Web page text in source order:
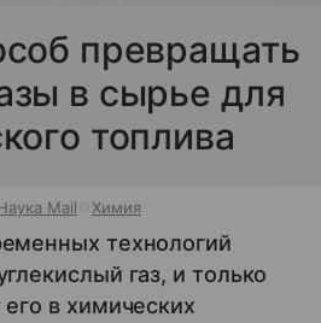
превращать
в сырье для
топлива
Mail Химия
технологий
газ, и только
в химических